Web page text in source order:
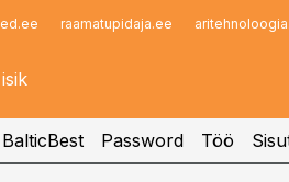
raamatupidaja.ee
BalticBest Password Töö